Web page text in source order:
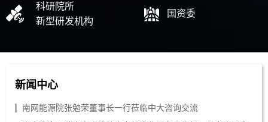
科研院所
新型研发机构
国资委
新闻中心
南网能源院张勉荣董事长一行莅临中大咨询交流